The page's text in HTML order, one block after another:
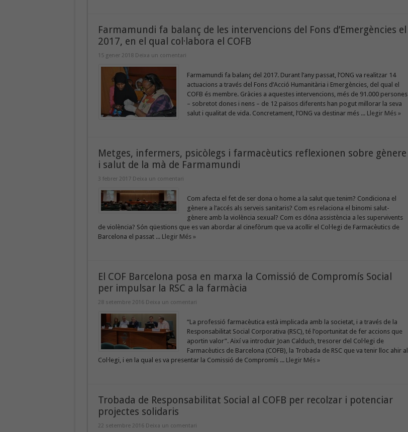
Farmamundi fa balanç de les intervencions del Fons d’Emergències el
2017, en el qual col·labora el COFB
15 gener 2018 Deixa un comentari
Farmamundi fa balanç del 2017. Durant l’any passat, l’ONG va realitzar 14
actuacions a través del Fons d’Acció Humanitària i Emergències, del qual el
COFB és membre. Gràcies a aquestes intervencions, més de 91.000 persones
– sobretot dones i nens – de 12 països diferents han pogut millorar la seva
salut i qualitat de vida. Concretament, l’ONG va destinar més ... Llegir Més »
Metges, infermers, psicòlegs i farmacèutics reflexionen sobre gènere
i salut de la mà de Farmamundi
3 febrer 2017 Deixa un comentari
Com afecta el fet de ser dona o home a la salut que tenim? Condiciona el
gènere a l’accés als serveis sanitaris? Com es relaciona el binomi salut-
gènere amb la violència sexual? Com es dóna assistència a les supervivents
de violència? Són qüestions que es van abordar al cinefòrum que va acollir el Col·legi de Farmacèutics de
Barcelona el passat ... Llegir Més »
El COF Barcelona posa en marxa la Comissió de Compromís Social
per impulsar la RSC a la farmàcia
28 setembre 2016 Deixa un comentari
“La professió farmacèutica està implicada amb la societat, i a través de la
Responsabilitat Social Corporativa (RSC), té l’oportunitat de fer accions que
aportin valor”. Així va introduir Joan Calduch, tresorer del Col·legi de
Farmacèutics de Barcelona (COFB), la Trobada de RSC que va tenir lloc ahir al
Col·legi, i en la qual es va presentar la Comissió de Compromís ... Llegir Més »
Trobada de Responsabilitat Social al COFB per recolzar i potenciar
projectes solidaris
22 setembre 2016 Deixa un comentari